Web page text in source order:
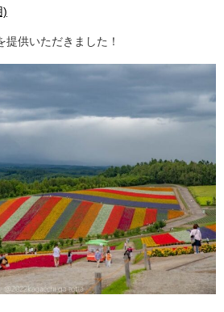
)
供いただきました！